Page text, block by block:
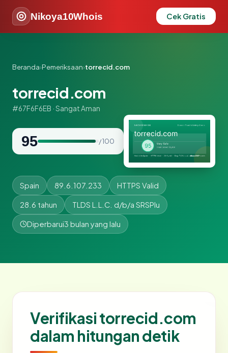
Nikoya10Whois Cek Gratis
Beranda›Pemeriksaan›torrecid.com
torrecid.com
#67F6F6EB · Sangat Aman
95 / 100
Spain 89.6.107.233 HTTPS Valid
28.6 tahun TLDS L.L.C. d/b/a SRSPlu
Diperbarui3 bulan yang lalu
Verifikasi torrecid.com
dalam hitungan detik